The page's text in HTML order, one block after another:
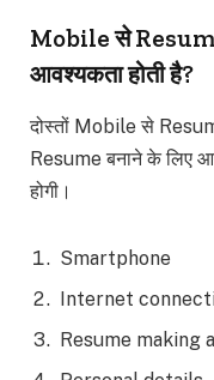
Mobile से
आवश्यकता होती है?
दोस्तों Mobile से
Resume बनाने के लिए
होगी।
Smartphone
Internet
Resume making